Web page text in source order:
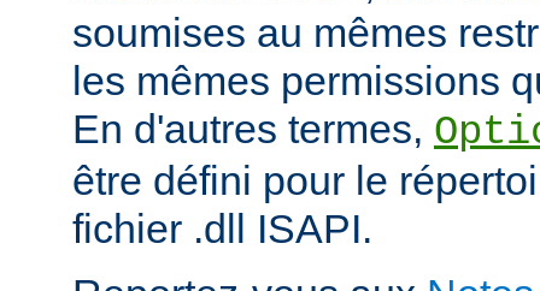
soumises au mêmes
les mêmes permissions
En d'autres termes,
être défini pour le
fichier .dll ISAPI.